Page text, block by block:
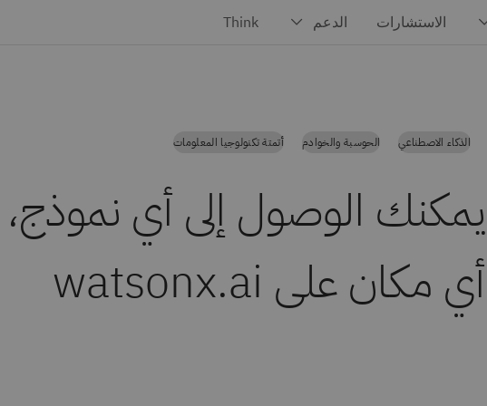
الذكاء الاصطناعي الحوسبة والخوادم أتمتة تكنولوجيا المعلومات
يمكنك الوصول إلى أي
أي مكان على watsonx.ai